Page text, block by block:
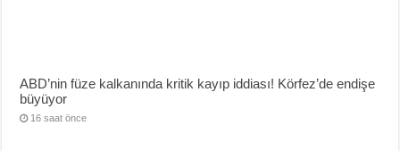
ABD’nin füze kalkanında kritik kayıp iddiası! Körfez’de endişe
büyüyor
16 saat önce